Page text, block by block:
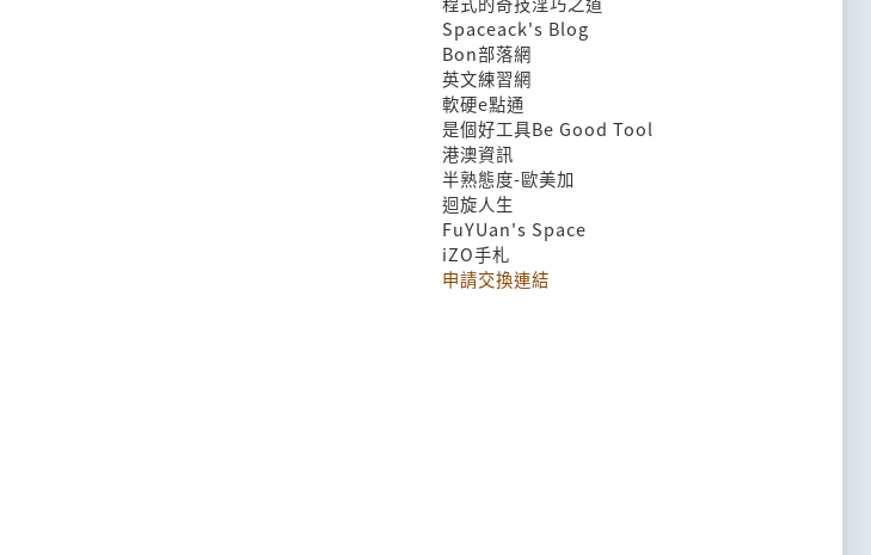
Spaceack's Blog
Bon部落網
英文練習網
軟硬e點通
是個好工具Be Good Tool
港澳資訊
半熟態度-歐美加
迴旋人生
FuYUan's Space
iZO手札
申請交換連結